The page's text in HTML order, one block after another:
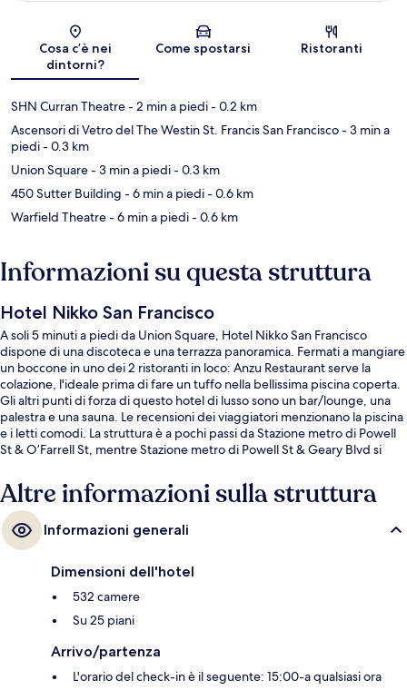
Mappa
Cosa c’è nei
dintorni?
Come spostarsi Ristoranti
SHN Curran Theatre- 2 min a piedi- 0.2 km
Ascensori di Vetro del The Westin St. Francis San Francisco- 3 min a
piedi- 0.3 km
Union Square- 3 min a piedi- 0.3 km
450 Sutter Building - 6 min a piedi- 0.6 km
Warfield Theatre- 6 min a piedi- 0.6 km
Informazioni su questa struttura
Hotel Nikko San Francisco
A soli 5 minuti a piedi da Union Square, Hotel Nikko San Francisco
dispone di una discoteca e una terrazza panoramica. Fermati a mangiare
un boccone in uno dei 2 ristoranti in loco: Anzu Restaurant serve la
colazione, l'ideale prima di fare un tuffo nella bellissima piscina coperta.
Gli altri punti di forza di questo hotel di lusso sono un bar/lounge, una
palestra e una sauna. Le recensioni dei viaggiatori menzionano la piscina
e i letti comodi. La struttura è a pochi passi da Stazione metro di Powell
St & O’Farrell St, mentre Stazione metro di Powell St & Geary Blvd si
Altre informazioni sulla struttura
Informazioni generali
Dimensioni dell'hotel
532 camere
Su 25 piani
Arrivo/partenza
L'orario del check-in è il seguente: 15:00-a qualsiasi ora